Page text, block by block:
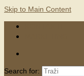
Skip to Main Content
Search for: